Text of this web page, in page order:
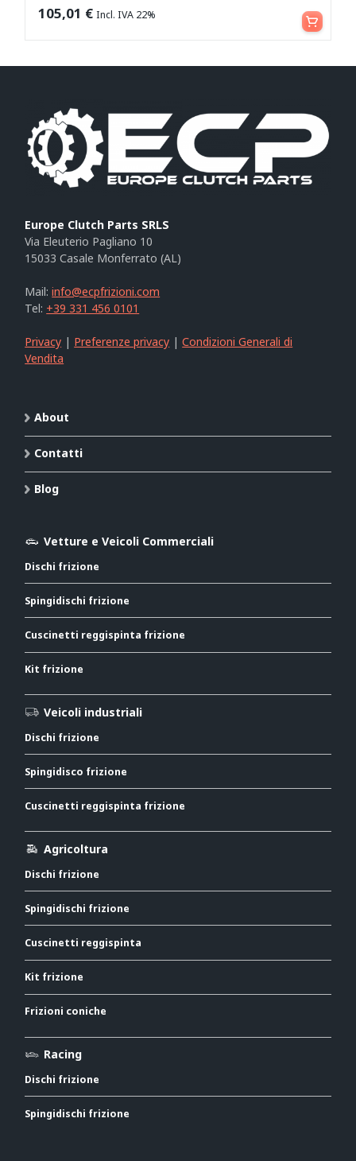
105,01 € Incl. IVA 22% Leggi tutto
Europe Clutch Parts SRLS
Via Eleuterio Pagliano 10
15033 Casale Monferrato (AL)
Mail:info@ecpfrizioni.com
Tel: +39 331 456 0101
Privacy | Preferenze privacy |Condizioni Generali di
Vendita
About
Contatti
Blog
Vetture e Veicoli Commerciali
Dischi frizione
Spingidischi frizione
Cuscinetti reggispinta frizione
Kit frizione
Veicoli industriali
Dischi frizione
Spingidisco frizione
Cuscinetti reggispinta frizione
Agricoltura
Dischi frizione
Spingidischi frizione
Cuscinetti reggispinta
Kit frizione
Frizioni coniche
Racing
Dischi frizione
Spingidischi frizione